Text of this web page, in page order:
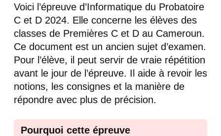
Voici l’épreuve d’Informatique du Probatoire
C et D 2024. Elle concerne les élèves des
classes de Premières C et D au Cameroun.
Ce document est un ancien sujet d’examen.
Pour l’élève, il peut servir de vraie répétition
avant le jour de l’épreuve. Il aide à revoir les
notions, les consignes et la manière de
répondre avec plus de précision.
Pourquoi cette épreuve